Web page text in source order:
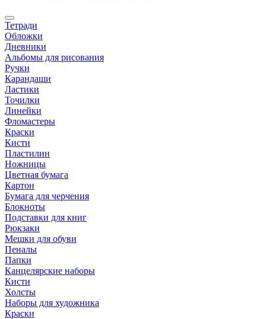
Тетради
Обложки
Дневники
Альбомы для рисования
Ручки
Карандаши
Ластики
Точилки
Линейки
Фломастеры
Краски
Кисти
Пластилин
Ножницы
Цветная бумага
Картон
Бумага для черчения
Блокноты
Подставки для книг
Рюкзаки
Мешки для обуви
Пеналы
Папки
Канцелярские наборы
Кисти
Холсты
Наборы для художника
Краски